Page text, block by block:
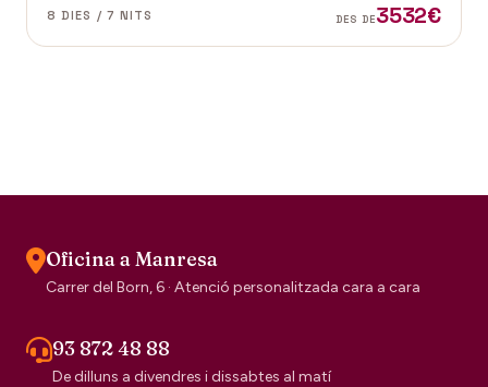
8 DIES / 7 NITS DES DE3532€
Oficina a Manresa
Carrer del Born, 6 · Atenció personalitzada cara a cara
93 872 48 88
De dilluns a divendres i dissabtes al matí